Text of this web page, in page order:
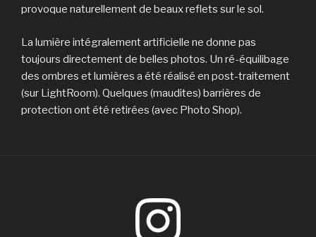
provoque naturellement de beaux reflets sur le sol.
La lumière intégralement artificielle ne donne pas
toujours directement de belles photos. Un ré-équilibage
des ombres et lumières a été réalisé en post-traitement
(sur LightRoom). Quelques (maudites) barrières de
protection ont été retirées (avec Photo Shop).